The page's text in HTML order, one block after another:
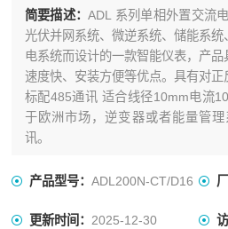
简要描述：ADL 系列单相外置交流
光伏并网系统、微逆系统、储能系
电系统而设计的一款智能仪表，产
速度快、安装方便等优点。具有对
标配485通讯 适合线径10mm电流
于欧洲市场，逆变器或者能量管
讯。
产品型号：ADL200N-CT/D16
更新时间：2025-12-30